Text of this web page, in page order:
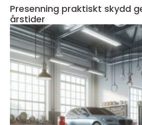
Presenning praktiskt skydd genom alla
årstider